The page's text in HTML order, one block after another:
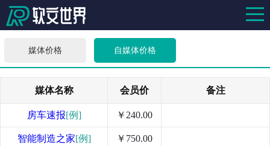
媒体价格 自媒体价格
媒体名称 会员价 备注
房车速报[例] ￥240.00
智能制造之家[例] ￥750.00